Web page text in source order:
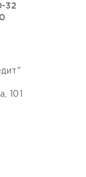
32
101